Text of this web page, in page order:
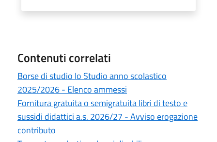
Contenuti correlati
Borse di studio Io Studio anno scolastico
2025/2026 - Elenco ammessi
Fornitura gratuita o semigratuita libri di testo e
sussidi didattici a.s. 2026/27 - Avviso erogazione
contributo